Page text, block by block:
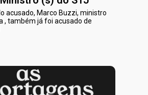
acusado, Marco Buzzi, ministro
, também já foi acusado de